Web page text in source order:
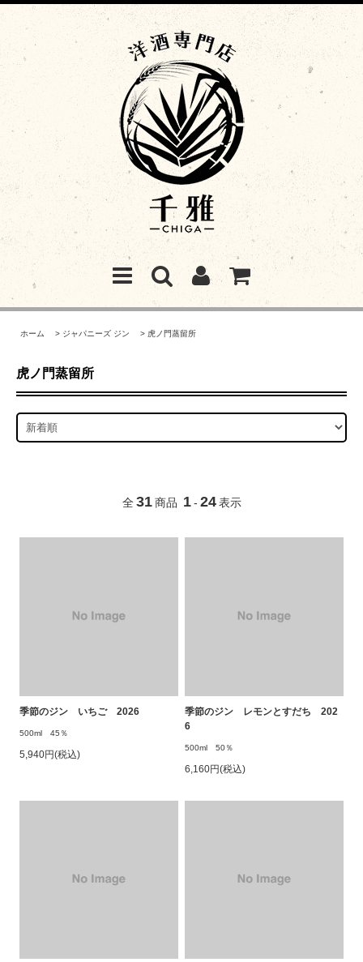
ホーム > ジャパニーズ ジン > 虎ノ門蒸留所
虎ノ門蒸留所
全 31 商品 1 - 24 表示
季節のジン いちご 2026
500ml 45％
5,940円(税込)
季節のジン レモンとすだち 202
6
500ml 50％
6,160円(税込)